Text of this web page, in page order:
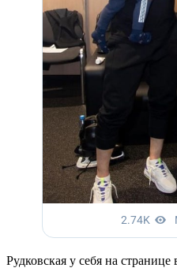
Рудковская у себя на